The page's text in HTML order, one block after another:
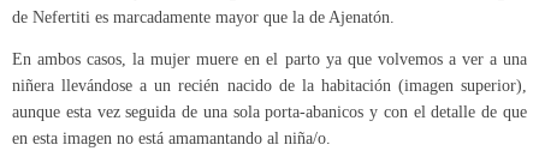
de Nefertiti es marcadamente mayor que la de Ajenatón.
En ambos casos, la mujer muere en el parto ya que volvemos a ver a una
niñera llevándose a un recién nacido de la habitación (imagen superior),
aunque esta vez seguida de una sola porta-abanicos y con el detalle de que
en esta imagen no está amamantando al niña/o.